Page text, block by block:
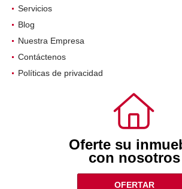
Servicios
Blog
Nuestra Empresa
Contáctenos
Políticas de privacidad
Oferte su
con nosotros
OFERTAR